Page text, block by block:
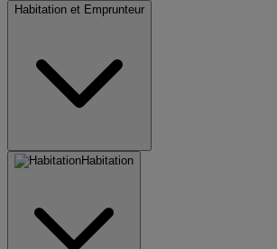
Habitation et Emprunteur
Habitation